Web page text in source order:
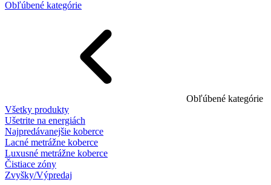
Obľúbené kategórie
Obľúbené kategórie
Všetky produkty
Ušetrite na energiách
Najpredávanejšie koberce
Lacné metrážne koberce
Luxusné metrážne koberce
Čistiace zóny
Zvyšky/Výpredaj